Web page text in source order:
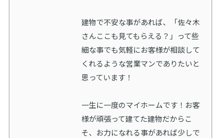
建物で不安な事があれば、「佐々木
さんここも見てもらえる？」って些
細な事でも気軽にお客様が相談して
くれるような営業マンでありたいと
思っています！
一生に一度のマイホームです！お客
様が頑張って建てた建物だからこ
そ、お力になれる事があれば少しで